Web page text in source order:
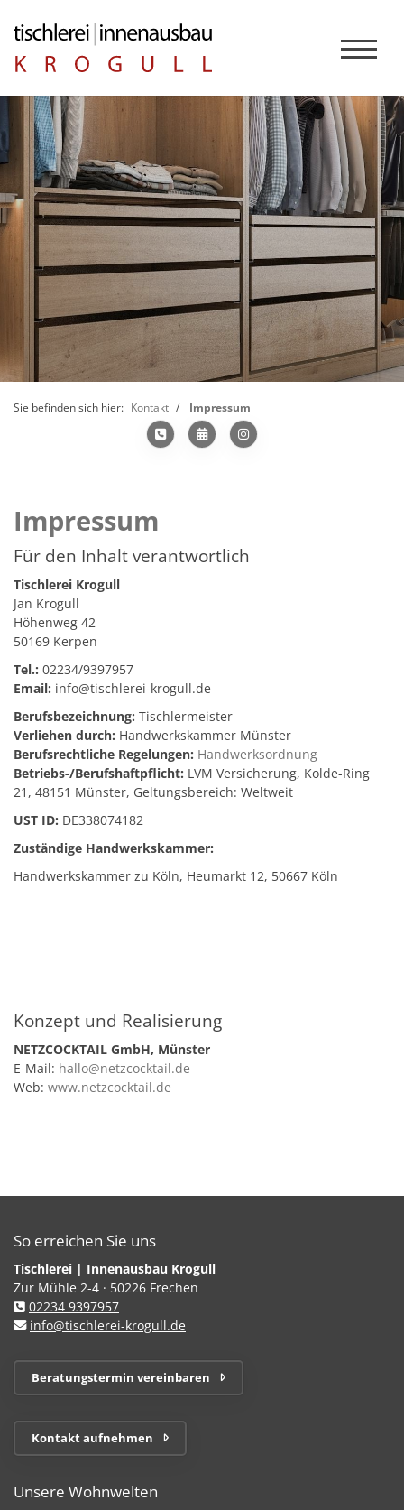
Sie befinden sich hier: Kontakt Impressum
Impressum
Für den Inhalt verantwortlich
Tischlerei Krogull
Jan Krogull
Höhenweg 42
50169 Kerpen
Tel.: 02234/9397957
Email: info@tischlerei-krogull.de
Berufsbezeichnung: Tischlermeister
Verliehen durch: Handwerkskammer Münster
Berufsrechtliche Regelungen: Handwerksordnung
Betriebs-/Berufshaftpflicht: LVM Versicherung, Kolde-Ring
21, 48151 Münster, Geltungsbereich: Weltweit
UST ID: DE338074182
Zuständige Handwerkskammer:
Handwerkskammer zu Köln, Heumarkt 12, 50667 Köln
Konzept und Realisierung
NETZCOCKTAIL GmbH, Münster
E-Mail: hallo@netzcocktail.de
Web: www.netzcocktail.de
So erreichen Sie uns
Tischlerei | Innenausbau Krogull
Zur Mühle 2-4 · 50226 Frechen
02234 9397957
info@tischlerei-krogull.de
Beratungstermin vereinbaren
Kontakt aufnehmen
Unsere Wohnwelten